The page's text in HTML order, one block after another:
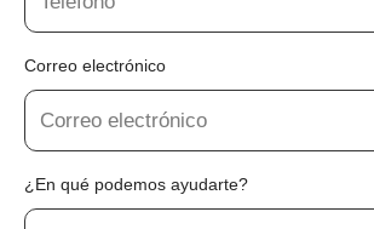
Correo electrónico
¿En qué podemos ayudarte?